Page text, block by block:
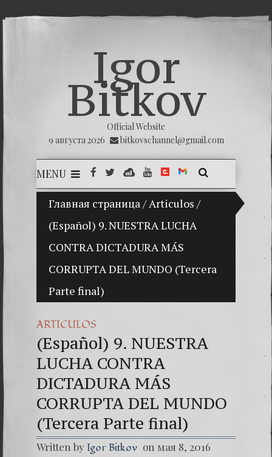
Igor
Bitkov
Official Website
9 августа 2026
bitkovschannel@gmail.com
MENU
Главная страница/Articulos /
(Español) 9. NUESTRA LUCHA
CONTRA DICTADURA MÁS
CORRUPTA DEL MUNDO (Tercera
Parte final)
(Español) Mi hijo Vladimir Bitkov, una
Dr.
ARTICULOS
(Español) 9. NUESTRA
LUCHA CONTRA
DICTADURA MÁS
CORRUPTA DEL MUNDO
(Tercera Parte final)
Written by Igor Bitkov on мая 8, 2016